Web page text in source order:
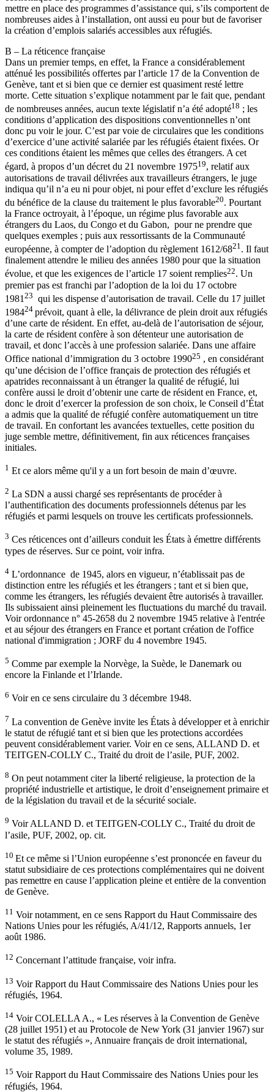
mettre en place des programmes d’assistance qui, s’ils comportent de
nombreuses aides à l’installation, ont aussi eu pour but de favoriser
la création d’emplois salariés accessibles aux réfugiés.
B – La réticence française
Dans un premier temps, en effet, la France a considérablement
atténué les possibilités offertes par l’article 17 de la Convention de
Genève, tant et si bien que ce dernier est quasiment resté lettre
morte. Cette situation s’explique notamment par le fait que, pendant
de nombreuses années, aucun texte législatif n’a été adopté18 ; les
conditions d’application des dispositions conventionnelles n’ont
donc pu voir le jour. C’est par voie de circulaires que les conditions
d’exercice d’une activité salariée par les réfugiés étaient fixées. Or
ces conditions étaient les mêmes que celles des étrangers. A cet
égard, à propos d’un décret du 21 novembre 197519, relatif aux
autorisations de travail délivrées aux travailleurs étrangers, le juge
indiqua qu’il n’a eu ni pour objet, ni pour effet d’exclure les réfugiés
du bénéfice de la clause du traitement le plus favorable20. Pourtant
la France octroyait, à l’époque, un régime plus favorable aux
étrangers du Laos, du Congo et du Gabon, pour ne prendre que
quelques exemples ; puis aux ressortissants de la Communauté
européenne, à compter de l’adoption du règlement 1612/6821 . Il faut
finalement attendre le milieu des années 1980 pour que la situation
évolue, et que les exigences de l’article 17 soient remplies22. Un
premier pas est franchi par l’adoption de la loi du 17 octobre
1981 23 qui les dispense d’autorisation de travail. Celle du 17 juillet
198424 prévoit, quant à elle, la délivrance de plein droit aux réfugiés
d’une carte de résident. En effet, au-delà de l’autorisation de séjour,
la carte de résident confère à son détenteur une autorisation de
travail, et donc l’accès à une profession salariée. Dans une affaire
Office national d’immigration du 3 octobre 199025 , en considérant
qu’une décision de l’office français de protection des réfugiés et
apatrides reconnaissant à un étranger la qualité de réfugié, lui
confère aussi le droit d’obtenir une carte de résident en France, et,
donc le droit d’exercer la profession de son choix, le Conseil d’État
a admis que la qualité de réfugié confère automatiquement un titre
de travail. En confortant les avancées textuelles, cette position du
juge semble mettre, définitivement, fin aux réticences françaises
initiales.
1 Et ce alors même qu'il y a un fort besoin de main d’œuvre.
2 La SDN a aussi chargé ses représentants de procéder à
l’authentification des documents professionnels détenus par les
réfugiés et parmi lesquels on trouve les certificats professionnels.
3 Ces réticences ont d’ailleurs conduit les États à émettre différents
types de réserves. Sur ce point, voir infra.
4 L’ordonnance de 1945, alors en vigueur, n’établissait pas de
distinction entre les réfugiés et les étrangers ; tant et si bien que,
comme les étrangers, les réfugiés devaient être autorisés à travailler.
Ils subissaient ainsi pleinement les fluctuations du marché du travail.
Voir ordonnance n° 45-2658 du 2 novembre 1945 relative à l'entrée
et au séjour des étrangers en France et portant création de l'office
national d'immigration ; JORF du 4 novembre 1945.
5 Comme par exemple la Norvège, la Suède, le Danemark ou
encore la Finlande et l’Irlande.
6 Voir en ce sens circulaire du 3 décembre 1948.
7 La convention de Genève invite les États à développer et à enrichir
le statut de réfugié tant et si bien que les protections accordées
peuvent considérablement varier. Voir en ce sens, ALLAND D. et
TEITGEN-COLLY C., Traité du droit de l’asile, PUF, 2002.
8 On peut notamment citer la liberté religieuse, la protection de la
propriété industrielle et artistique, le droit d’enseignement primaire et
de la législation du travail et de la sécurité sociale.
9 Voir ALLAND D. et TEITGEN-COLLY C., Traité du droit de
l’asile, PUF, 2002, op. cit.
10 Et ce même si l’Union européenne s’est prononcée en faveur du
statut subsidiaire de ces protections complémentaires qui ne doivent
pas remettre en cause l’application pleine et entière de la convention
de Genève.
11 Voir notamment, en ce sens Rapport du Haut Commissaire des
Nations Unies pour les réfugiés, A/41/12, Rapports annuels, 1er
août 1986.
12 Concernant l’attitude française, voir infra.
13 Voir Rapport du Haut Commissaire des Nations Unies pour les
réfugiés, 1964.
14 Voir COLELLA A., « Les réserves à la Convention de Genève
(28 juillet 1951) et au Protocole de New York (31 janvier 1967) sur
le statut des réfugiés », Annuaire français de droit international,
volume 35, 1989.
15 Voir Rapport du Haut Commissaire des Nations Unies pour les
réfugiés, 1964.